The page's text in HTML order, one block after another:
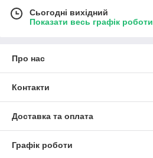
Сьогодні вихідний
Показати весь графік роботи
Про нас
Контакти
Доставка та оплата
Графік роботи